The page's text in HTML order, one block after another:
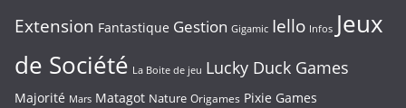
Extension Fantastique Gestion Gigamic Iello Infos Jeux
de Société La Boite de jeu Lucky Duck Games
Majorité Mars Matagot Nature Origames Pixie Games